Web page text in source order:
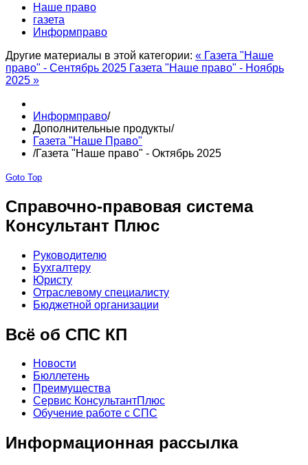
Наше право
газета
Информправо
Другие материалы в этой категории: « Газета "Наше
право" - Сентябрь 2025 Газета "Наше право" - Ноябрь
2025 »
Информправо/
Дополнительные продукты/
Газета "Наше Право"
/Газета "Наше право" - Октябрь 2025
Goto Top
Справочно-правовая система
Консультант Плюс
Руководителю
Бухгалтеру
Юристу
Отраслевому специалисту
Бюджетной организации
Всё об СПС КП
Новости
Бюллетень
Преимущества
Сервис КонсультантПлюс
Обучение работе с СПС
Информационная рассылка